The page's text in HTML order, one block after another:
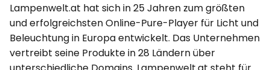
Lampenwelt.at hat sich in 25 Jahren zum größten
und erfolgreichsten Online-Pure-Player für Licht und
Beleuchtung in Europa entwickelt. Das Unternehmen
vertreibt seine Produkte in 28 Ländern über